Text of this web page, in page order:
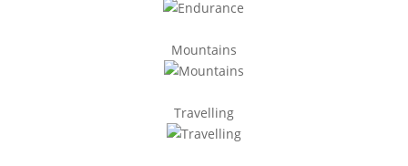
Mountains
Travelling